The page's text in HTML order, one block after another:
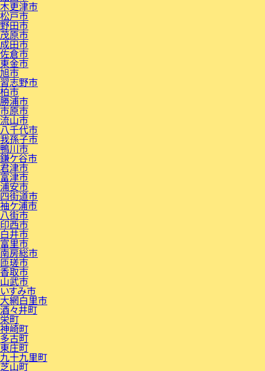
木更津市
松戸市
野田市
茂原市
成田市
佐倉市
東金市
旭市
習志野市
柏市
勝浦市
市原市
流山市
八千代市
我孫子市
鴨川市
鎌ケ谷市
君津市
富津市
浦安市
四街道市
袖ケ浦市
八街市
印西市
白井市
富里市
南房総市
匝瑳市
香取市
山武市
いすみ市
大網白里市
酒々井町
栄町
神崎町
多古町
東庄町
九十九里町
芝山町